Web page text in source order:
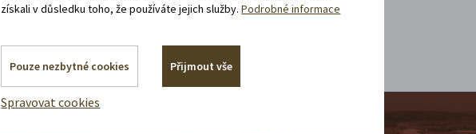
získali v důsledku toho, že používáte jejich služby.Podrobné informace
Pouze nezbytné cookies Přijmout vše
Spravovat cookies